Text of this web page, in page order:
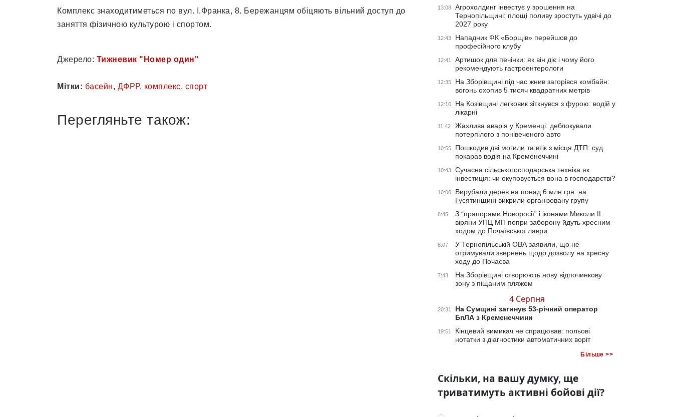
Комплекс знаходитиметься по вул. І.Франка, 8. Бережанцям обіцяють вільний доступ до
заняття фізичною культурою і спортом.
Джерело: Тижневик "Номер один"
Мітки: басейн, ДФРР, комплекс, спорт
Перегляньте також:
13:08
Агрохолдинг інвестує у зрошення на
Тернопільщині: площі поливу зростуть удвічі до
2027 року
12:43
Нападник ФК «Борщів» перейшов до
професійного клубу
12:41
Артишок для печінки: як він діє і чому його
рекомендують гастроентерологи
12:35
На Зборівщині під час жнив загорівся комбайн:
вогонь охопив 5 тисяч квадратних метрів
12:10
На Козівщині легковик зіткнувся з фурою: водій у
лікарні
11:42
Жахлива аварія у Кременці: деблокували
потерпілого з понівеченого авто
10:55
Пошкодив дві могили та втік з місця ДТП: суд
покарав водія на Кременеччині
10:43
Сучасна сільськогосподарська техніка як
інвестиція: чи окуповується вона в господарстві?
10:00
Вирубали дерев на понад 6 млн грн: на
Гусятинщині викрили організовану групу
8:45
З “прапорами Новоросії” і іконами Миколи ІІ:
віряни УПЦ МП попри заборону йдуть хресним
ходом до Почаївської лаври
8:07
У Тернопільській ОВА заявили, що не
отримували звернень щодо дозволу на хресну
ходу до Почаєва
7:43
На Зборівщині створюють нову відпочинкову
зону з піщаним пляжем
4 Серпня
20:31
На Сумщині загинув 53-річний оператор
БпЛА з Кременеччини
19:51
Кінцевий вимикач не спрацював: польові
нотатки з діагностики автоматичних воріт
Більше >>
Скільки, на вашу думку, ще
триватимуть активні бойові дії?